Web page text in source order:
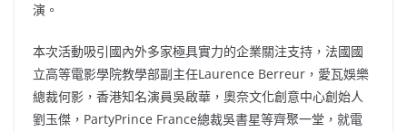
演。
本次活動吸引國內外多家極具實力的企業關注支持，法國國
立高等電影學院教學部副主任Laurence Berreur，愛瓦娛樂
總裁何影，香港知名演員吳啟華，奧奈文化創意中心創始人
劉玉傑，PartyPrince France總裁吳書星等齊聚一堂，就電